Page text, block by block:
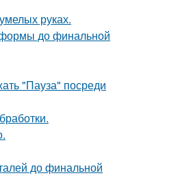
руках.
формы до финальной
"Пауза" посреди
до финальной